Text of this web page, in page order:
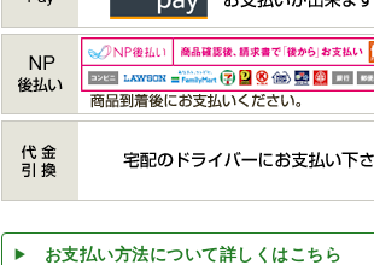
お支払い方法について詳しくはこちら